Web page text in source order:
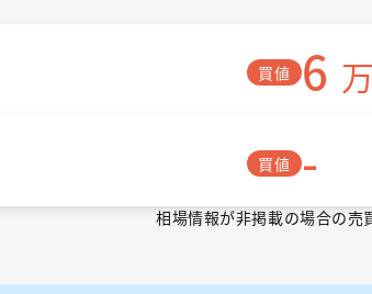
買値 6
買値 -
相場情報が非掲載の場合の売